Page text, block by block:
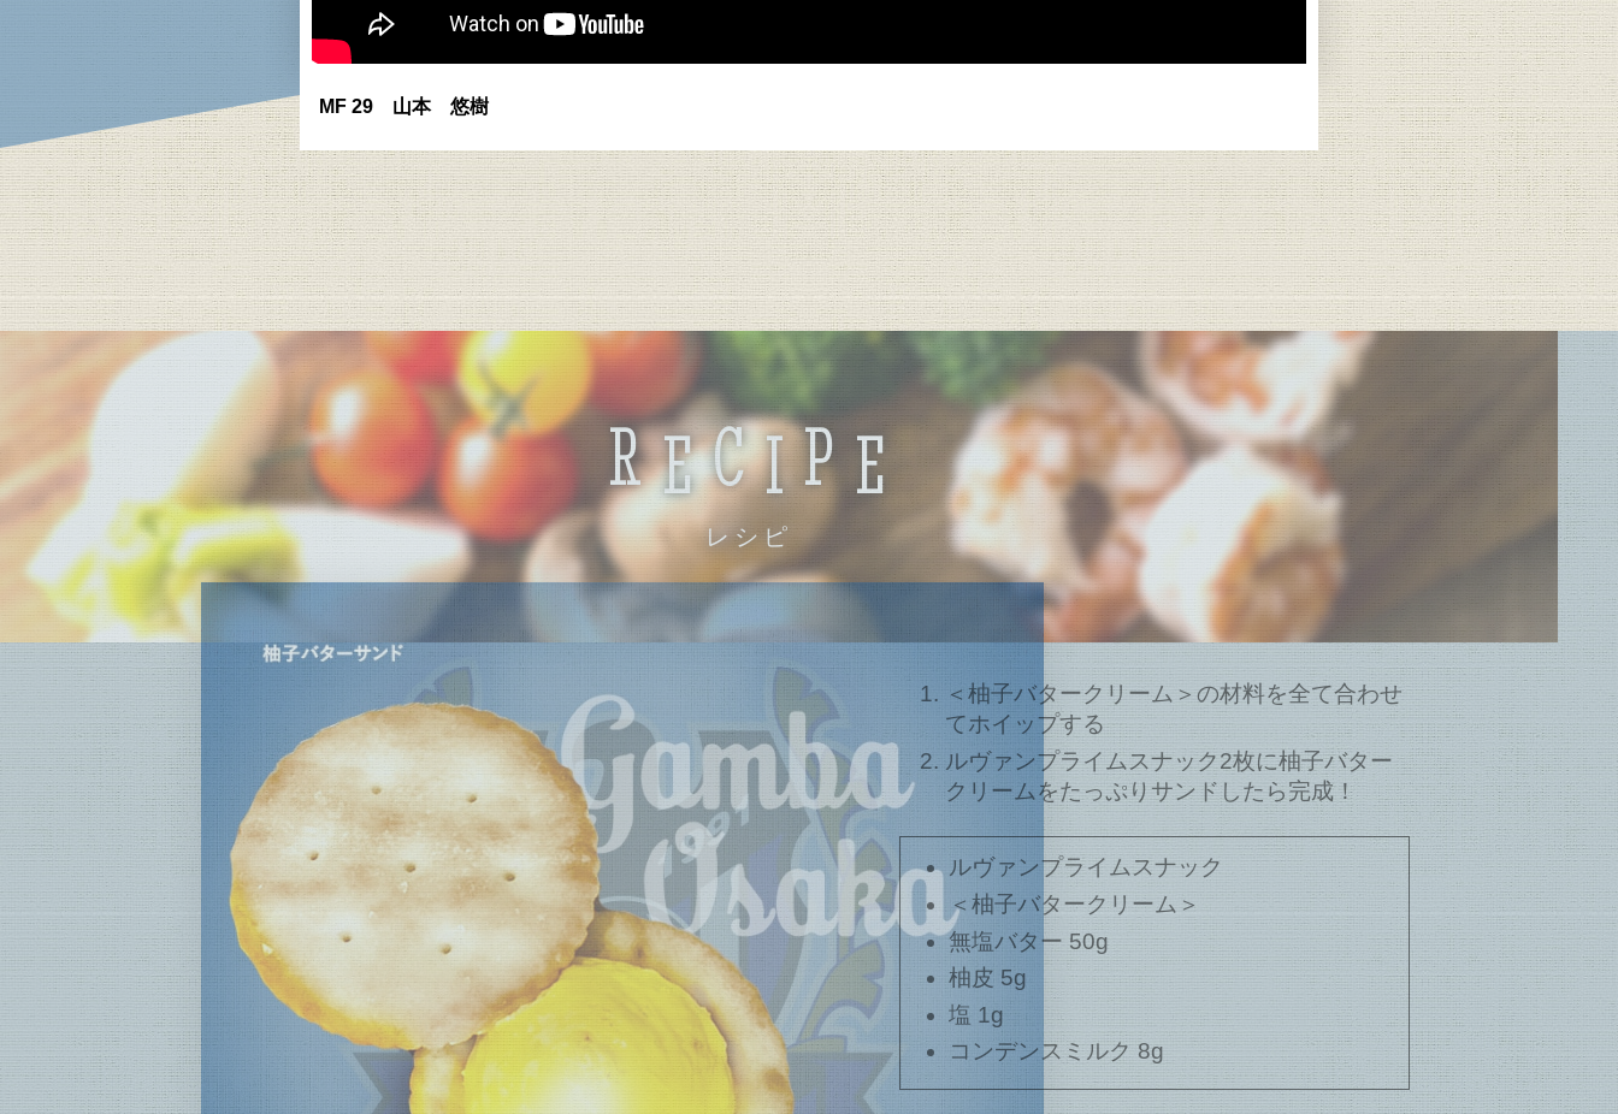
MF 29 山本 悠樹
RECIPE
レシピ
＜柚子バタークリーム＞の材料を全て合わせ
てホイップする
ルヴァンプライムスナック2枚に柚子バター
クリームをたっぷりサンドしたら完成！
ルヴァンプライムスナック
＜柚子バタークリーム＞
無塩バター 50g
柚皮 5g
塩 1g
コンデンスミルク 8g